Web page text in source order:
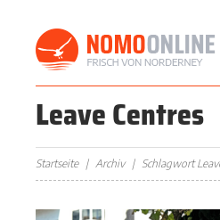
Leave Centres
Startseite Archiv Schlagwort